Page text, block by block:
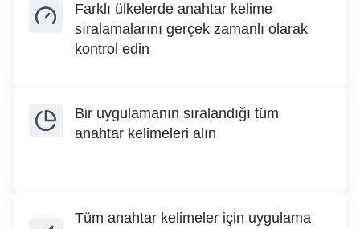
Farklı ülkelerde anahtar kelime
sıralamalarını gerçek zamanlı olarak
kontrol edin
Bir uygulamanın sıralandığı tüm
anahtar kelimeleri alın
Tüm anahtar kelimeler için uygulama